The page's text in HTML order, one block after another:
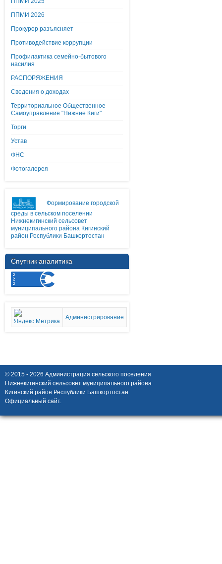
ППМИ 2026
Прокурор разъясняет
Противодействие коррупции
Профилактика семейно-бытового
насилия
РАСПОРЯЖЕНИЯ
Сведения о доходах
Территориальное Общественное
Самоуправление "Нижние Киги"
Торги
Устав
ФНС
Фотогалерея
Формирование городской
среды в сельском поселении
Нижнекигинский сельсовет
муниципального района Кигинский
район Республики Башкортостан
Спутник аналитика
Администрирование
© 2015 - 2026 Администрация сельского поселения
Нижнекигинский сельсовет муниципального района
Кигинский район Республики Башкортостан
Официальный сайт.